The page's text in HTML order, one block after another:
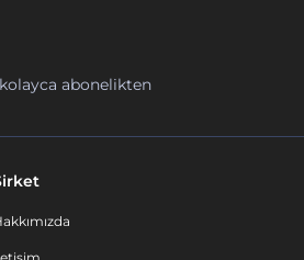
abonelikten